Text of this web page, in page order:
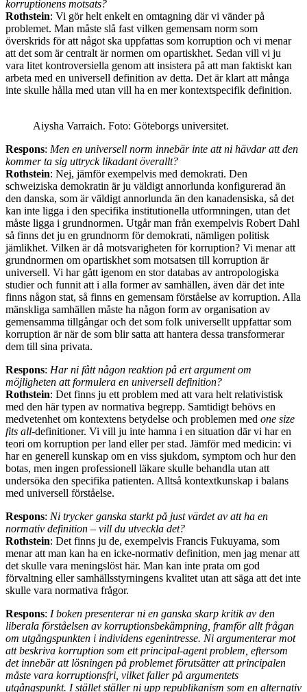
korruptionens motsats?
Rothstein: Vi gör helt enkelt en omtagning där vi vänder på
problemet. Man måste slå fast vilken gemensam norm som
överskrids för att något ska uppfattas som korruption och vi menar
att det som är centralt är normen om opartiskhet. Sedan vill vi ju
vara litet kontroversiella genom att insistera på att man faktiskt kan
arbeta med en universell definition av detta. Det är klart att många
inte skulle hålla med utan vill ha en mer kontextspecifik definition.
Aiysha Varraich. Foto: Göteborgs universitet.
Respons: Men en universell norm innebär inte att ni hävdar att den
kommer ta sig uttryck likadant överallt?
Rothstein: Nej, jämför exempelvis med demokrati. Den
schweiziska demokratin är ju väldigt annorlunda konfigurerad än
den danska, som är väldigt annorlunda än den kanadensiska, så det
kan inte ligga i den specifika institutionella utformningen, utan det
måste ligga i grundnormen. Utgår man från exempelvis Robert Dahl
så finns det ju en grundnorm för demokrati, nämligen politisk
jämlikhet. Vilken är då motsvarigheten för korruption? Vi menar att
grundnormen om opartiskhet som motsatsen till korruption är
universell. Vi har gått igenom en stor databas av antropologiska
studier och funnit att i alla former av samhällen, även där det inte
finns någon stat, så finns en gemensam förståelse av korruption. Alla
mänskliga samhällen måste ha någon form av organisation av
gemensamma tillgångar och det som folk universellt uppfattar som
korruption är när de som blir satta att hantera dessa transformerar
dem till sina privata.
Respons: Har ni fått någon reaktion på ert argument om
möjligheten att formulera en universell definition?
Rothstein: Det finns ju ett problem med att vara helt relativistisk
med den här typen av normativa begrepp. Samtidigt behövs en
medvetenhet om kontextens betydelse och problemen med one size
fits all-definitioner. Vi vill ju inte hamna i en situation där vi har en
teori om korruption per land eller per stad. Jämför med medicin: vi
har en generell kunskap om en viss sjukdom, symptom och hur den
botas, men ingen professionell läkare skulle behandla utan att
undersöka den specifika patienten. Alltså kontextkunskap i balans
med universell förståelse.
Respons: Ni trycker ganska starkt på just värdet av att ha en
normativ definition – vill du utveckla det?
Rothstein: Det finns ju de, exempelvis Francis Fukuyama, som
menar att man kan ha en icke-normativ definition, men jag menar att
det skulle vara meningslöst här. Man kan inte prata om god
förvaltning eller samhällsstyrningens kvalitet utan att säga att det inte
skulle vara normativa frågor.
Respons: I boken presenterar ni en ganska skarp kritik av den
liberala förståelsen av korruptionsbekämpning, framför allt frågan
om utgångspunkten i individens egenintresse. Ni argumenterar mot
att beskriva korruption som ett principal-agent problem, eftersom
det innebär att lösningen på problemet förutsätter att principalen
måste vara korruptionsfri, vilket faller på argumentets
utgångspunkt. I stället ställer ni upp republikanism som en alternativ